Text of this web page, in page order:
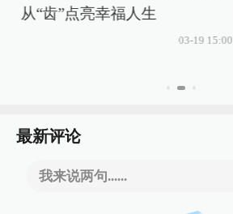
从“齿”点亮幸福人生
03-19 15:00
最新评论
我来说两句......